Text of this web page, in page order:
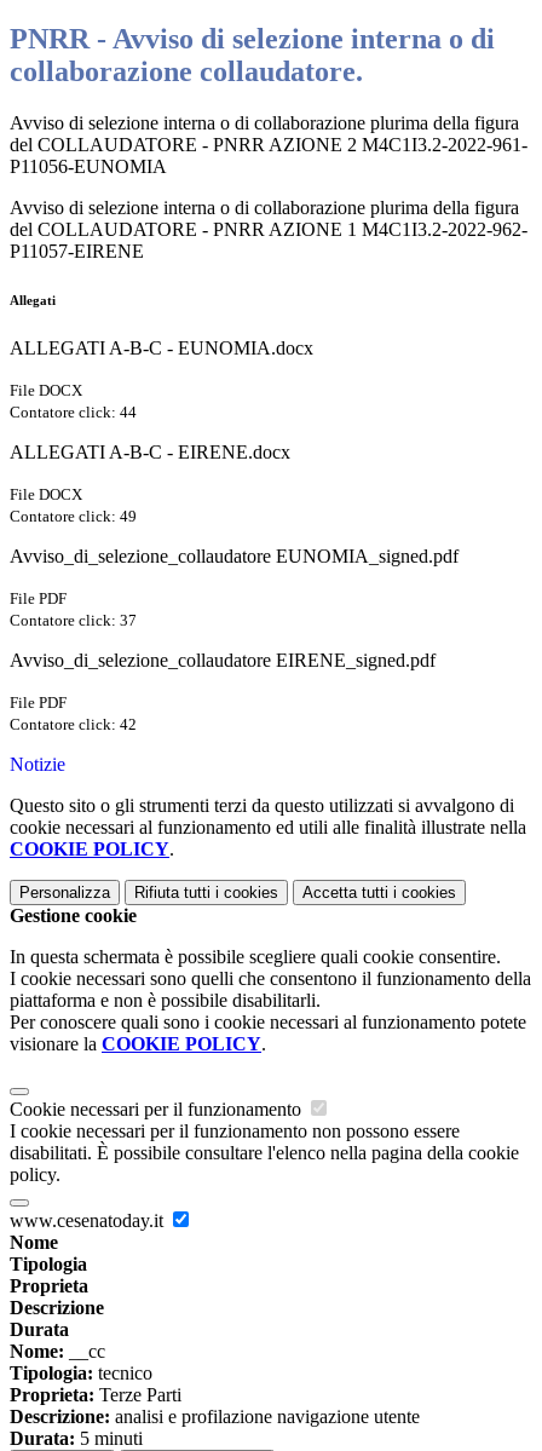
PNRR - Avviso di selezione interna o di
collaborazione collaudatore.
Avviso di selezione interna o di collaborazione plurima della figura
del COLLAUDATORE - PNRR AZIONE 2 M4C1I3.2-2022-961-
P11056-EUNOMIA
Avviso di selezione interna o di collaborazione plurima della figura
del COLLAUDATORE - PNRR AZIONE 1 M4C1I3.2-2022-962-
P11057-EIRENE
Allegati
ALLEGATI A-B-C - EUNOMIA.docx
File DOCX
Contatore click: 44
ALLEGATI A-B-C - EIRENE.docx
File DOCX
Contatore click: 49
Avviso_di_selezione_collaudatore EUNOMIA_signed.pdf
File PDF
Contatore click: 37
Avviso_di_selezione_collaudatore EIRENE_signed.pdf
File PDF
Contatore click: 42
Notizie
Questo sito o gli strumenti terzi da questo utilizzati si avvalgono di
cookie necessari al funzionamento ed utili alle finalità illustrate nella
COOKIE POLICY.
Personalizza Rifiuta tutti i cookies Accetta tutti i cookies
Gestione cookie
In questa schermata è possibile scegliere quali cookie consentire.
I cookie necessari sono quelli che consentono il funzionamento della
piattaforma e non è possibile disabilitarli.
Per conoscere quali sono i cookie necessari al funzionamento potete
visionare la COOKIE POLICY.
Cookie necessari per il funzionamento
I cookie necessari per il funzionamento non possono essere
disabilitati. È possibile consultare l'elenco nella pagina della cookie
policy.
www.cesenatoday.it
Nome
Tipologia
Proprieta
Descrizione
Durata
Nome: __cc
Tipologia: tecnico
Proprieta: Terze Parti
Descrizione: analisi e profilazione navigazione utente
Durata: 5 minuti